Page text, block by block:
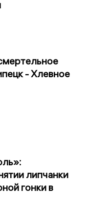
- Хлевное
липчанки
гонки в